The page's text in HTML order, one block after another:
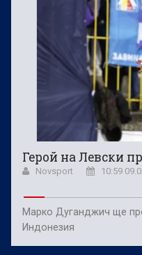
Герой на Левски
Novsport 10:59
Марко Дуганджич ще
Индонезия